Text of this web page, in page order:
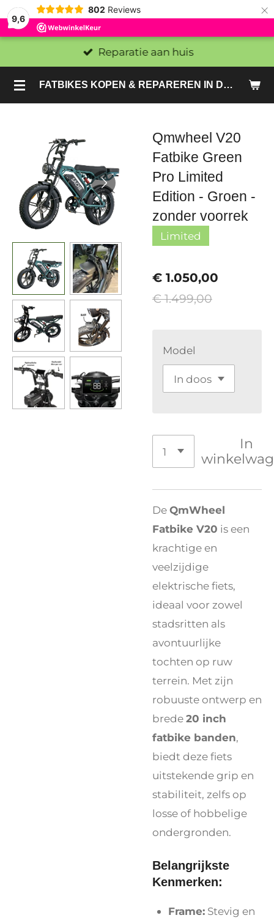
9,6
802 Reviews ×
FATBIKES KOPEN & REPAREREN IN DEN HAAG EN ZOETERMEER - SACHE BIKES
Reparatie aan huis
Qmwheel V20
Fatbike Green
Pro Limited
Edition - Groen -
zonder voorrek
Limited
€ 1.050,00
€ 1.499,00
Model
In
DeQmWheel
Fatbike V20 is een
krachtige en
veelzijdige
elektrische fiets,
ideaal voor zowel
stadsritten als
avontuurlijke
tochten op ruw
terrein. Met zijn
robuuste ontwerp en
brede20 inch
fatbike banden,
biedt deze fiets
uitstekende grip en
stabiliteit, zelfs op
losse of hobbelige
ondergronden.
Belangrijkste
Kenmerken:
Frame: Stevig en